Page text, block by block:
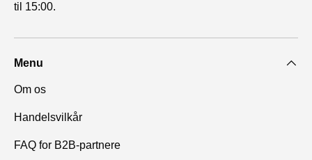
til 15:00.
Menu
Om os
Handelsvilkår
FAQ for B2B-partnere